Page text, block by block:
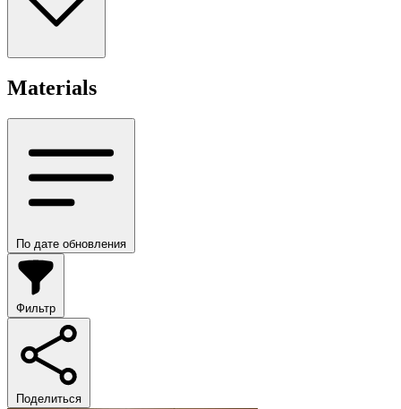
Materials
По дате обновления
Фильтр
Поделиться